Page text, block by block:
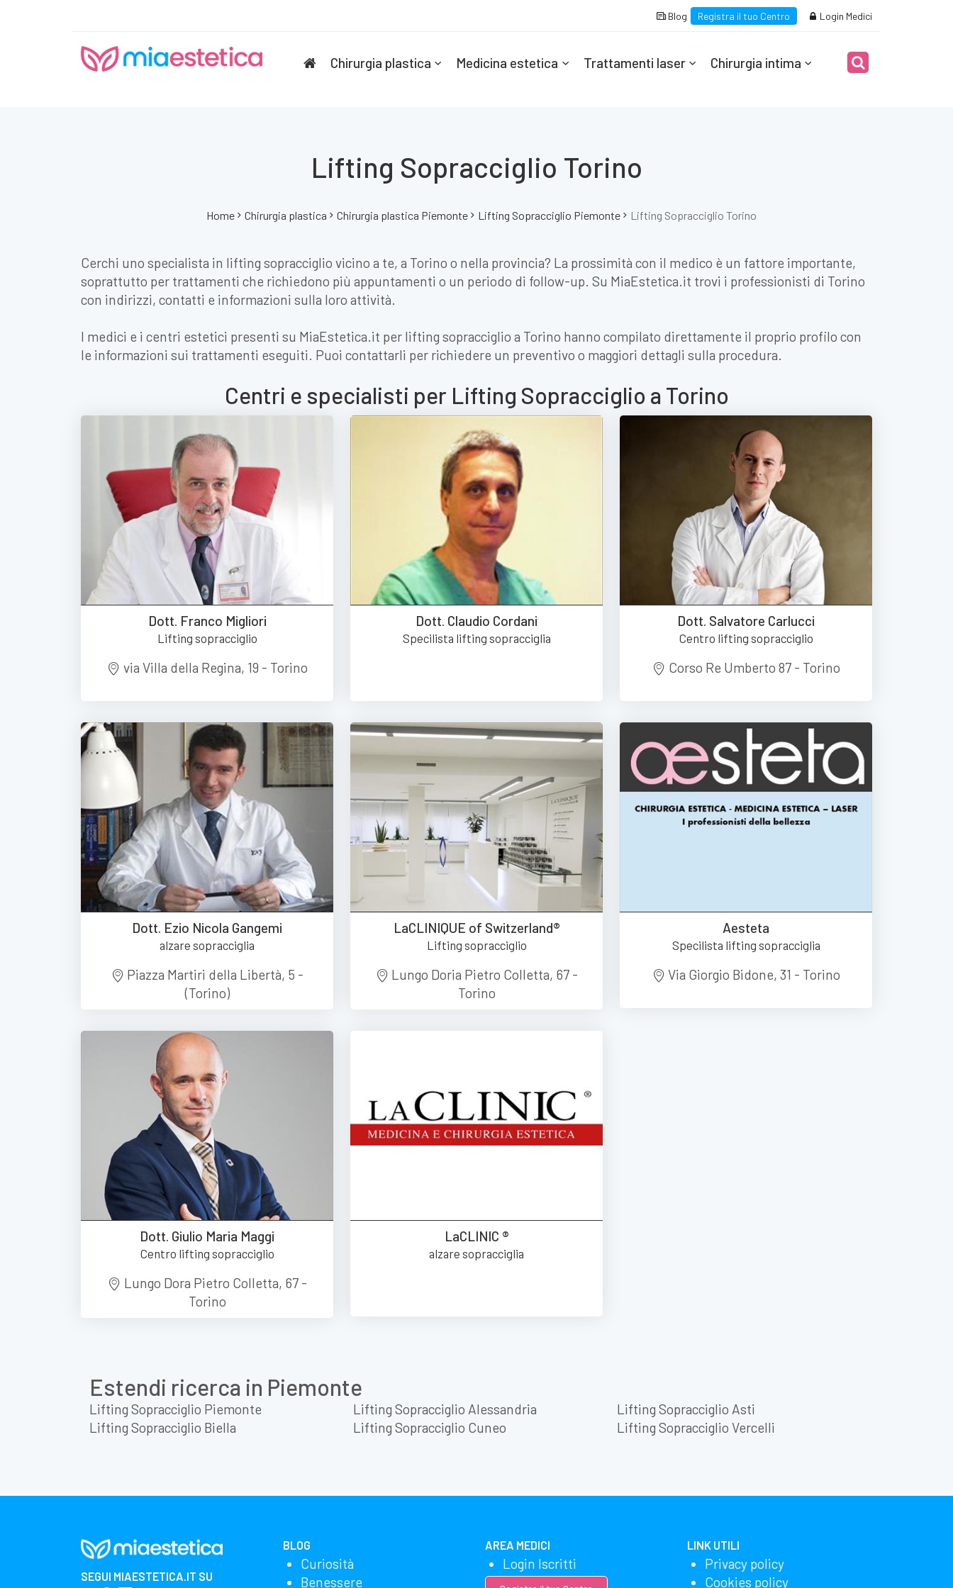
Blog Registra il tuo Centro Login Medici
Chirurgia plastica Medicina estetica Trattamenti laser Chirurgia intima
Lifting Sopracciglio Torino
Home Chirurgia plastica Chirurgia plastica Piemonte Lifting Sopracciglio Piemonte Lifting Sopracciglio Torino
Cerchi uno specialista in lifting sopracciglio vicino a te, a Torino o nella provincia? La prossimità con il medico è un fattore importante,
soprattutto per trattamenti che richiedono più appuntamenti o un periodo di follow-up. Su MiaEstetica.it trovi i professionisti di Torino
con indirizzi, contatti e informazioni sulla loro attività.
I medici e i centri estetici presenti su MiaEstetica.it per lifting sopracciglio a Torino hanno compilato direttamente il proprio profilo con
le informazioni sui trattamenti eseguiti. Puoi contattarli per richiedere un preventivo o maggiori dettagli sulla procedura.
Centri e specialisti per Lifting Sopracciglio a Torino
Dott. Franco Migliori
Lifting sopracciglio
via Villa della Regina, 19 - Torino
Dott. Claudio Cordani
Specilista lifting sopracciglia
Dott. Salvatore Carlucci
Centro lifting sopracciglio
Corso Re Umberto 87 - Torino
Dott. Ezio Nicola Gangemi
alzare sopracciglia
Piazza Martiri della Libertà, 5 -
(Torino)
LaCLINIQUE of Switzerland®
Lifting sopracciglio
Lungo Doria Pietro Colletta, 67 -
Torino
Aesteta
Specilista lifting sopracciglia
Via Giorgio Bidone, 31 - Torino
Dott. Giulio Maria Maggi
Centro lifting sopracciglio
Lungo Dora Pietro Colletta, 67 -
Torino
LaCLINIC ®
alzare sopracciglia
Estendi ricerca in Piemonte
Lifting Sopracciglio Piemonte Lifting Sopracciglio Alessandria
Lifting Sopracciglio Asti
Lifting Sopracciglio Biella
Lifting Sopracciglio Cuneo Lifting Sopracciglio Vercelli
SEGUI MIAESTETICA.IT SU
BLOG
Curiosità
Benessere
AREA MEDICI
Login Iscritti
LINK UTILI
Privacy policy
Cookies policy